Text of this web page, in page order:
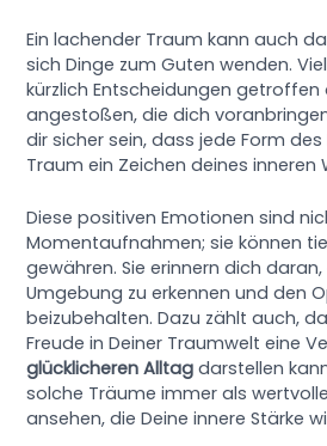
Ein lachender Traum kann auch
sich Dinge zum Guten wenden.
kürzlich Entscheidungen
angestoßen, die dich
dir sicher sein, dass jede Form
Traum ein Zeichen deines inneren
Diese positiven Emotionen sind
Momentaufnahmen; sie können
gewähren. Sie erinnern dich
Umgebung zu erkennen und den
beizubehalten. Dazu zählt auch,
Freude in Deiner Traumwelt eine
glücklicheren Alltag darstellen
solche Träume immer als
ansehen, die Deine innere Stärke